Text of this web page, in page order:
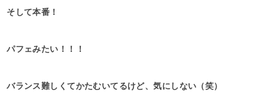
そして本番！
パフェみたい！！！
バランス難しくてかたむいてるけど、気にしない（笑）